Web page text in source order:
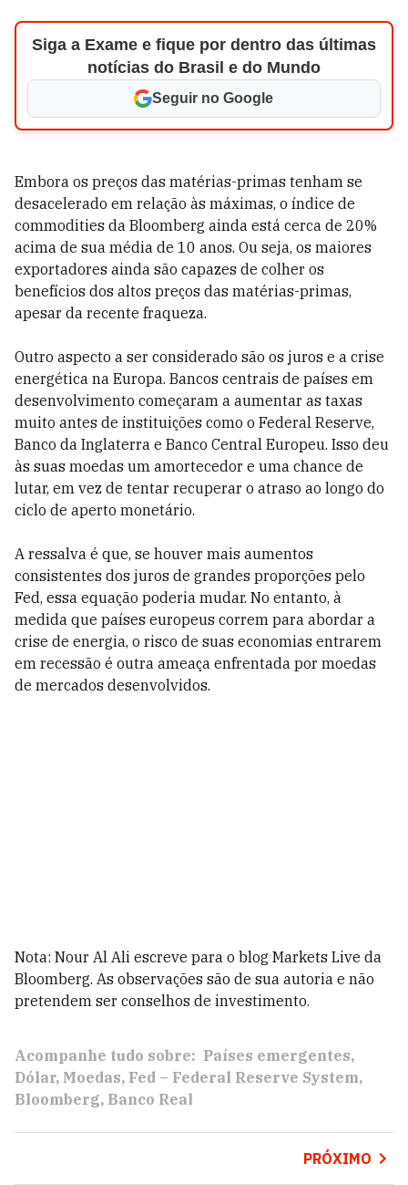
Siga a Exame e fique por dentro das últimas
notícias do Brasil e do Mundo
Seguir no Google
Embora os preços das matérias-primas tenham se
desacelerado em relação às máximas, o índice de
commodities da Bloomberg ainda está cerca de 20%
acima de sua média de 10 anos. Ou seja, os maiores
exportadores ainda são capazes de colher os
benefícios dos altos preços das matérias-primas,
apesar da recente fraqueza.
Outro aspecto a ser considerado são os juros e a crise
energética na Europa. Bancos centrais de países em
desenvolvimento começaram a aumentar as taxas
muito antes de instituições como o Federal Reserve,
Banco da Inglaterra e Banco Central Europeu. Isso deu
às suas moedas um amortecedor e uma chance de
lutar, em vez de tentar recuperar o atraso ao longo do
ciclo de aperto monetário.
A ressalva é que, se houver mais aumentos
consistentes dos juros de grandes proporções pelo
Fed, essa equação poderia mudar. No entanto, à
medida que países europeus correm para abordar a
crise de energia, o risco de suas economias entrarem
em recessão é outra ameaça enfrentada por moedas
de mercados desenvolvidos.
Nota: Nour Al Ali escreve para o blog Markets Live da
Bloomberg. As observações são de sua autoria e não
pretendem ser conselhos de investimento.
Acompanhe tudo sobre: Países emergentes
Dólar Moedas Fed – Federal Reserve System
Bloomberg Banco Real
PRÓXIMO